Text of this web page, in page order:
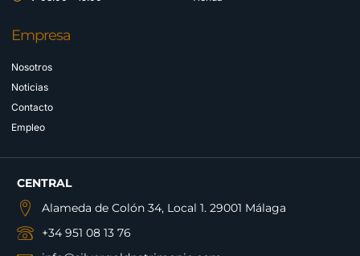
Empresa
Nosotros
Noticias
Contacto
Empleo
CENTRAL
Alameda de Colón 34, Local 1. 29001 Málaga
+34 951 08 13 76